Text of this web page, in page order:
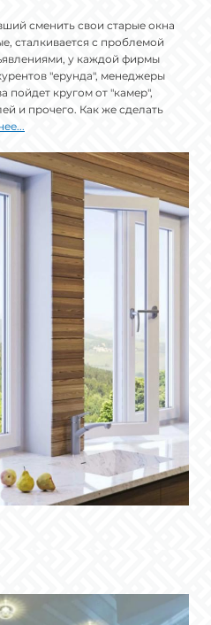
сменить свои старые окна
сталкивается с проблемой
у каждой фирмы
"ерунда", менеджеры
пойдет кругом от "камер",
и прочего. Как же сделать